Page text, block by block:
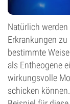
Natürlich
Erkrankungen
bestimmte
als Entheogene
wirkungsvolle
schicken